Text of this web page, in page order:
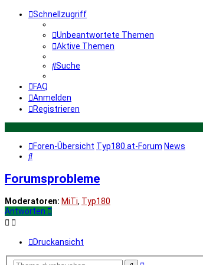
Schnellzugriff
Unbeantwortete Themen
Aktive Themen
Suche
FAQ
Anmelden
Registrieren
Foren-Übersicht Typ180.at-Forum News
Suche
Forumsprobleme
Moderatoren: MiTi, Typ180
Antworten
Druckansicht